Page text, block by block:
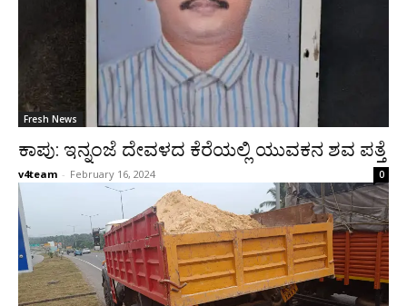
Fresh News
ಕಾಪು: ಇನ್ನಂಜೆ ದೇವಳದ ಕೆರೆಯಲ್ಲಿ ಯುವಕನ ಶವ ಪತ್ತೆ
v4team - February 16, 2024 0